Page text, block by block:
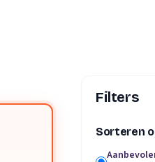
Filters
Sorteren